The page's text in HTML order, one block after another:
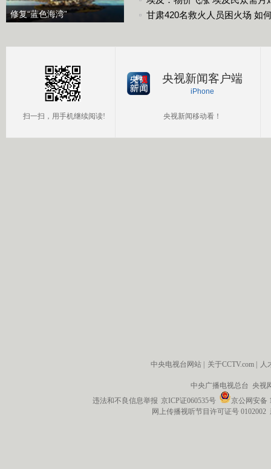
修复“蓝色海湾”
甘肃420名救火人员困火场 如
扫一扫，用手机继续阅读!
央视新闻客户端
iPhone
央视新闻移动看！
中央电视台网站 关于CCTV.com 人
中央广播电视总台 央视
违法和不良信息举报 京ICP证060535号
京公网安备
网上传播视听节目许可证号 0102002